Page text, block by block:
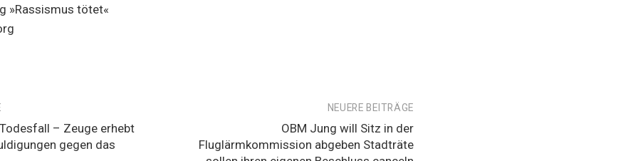
»Rassismus tötet«
– Zeuge erhebt
gegen das
NEUERE BEITRÄGE
OBM Jung will Sitz in der
Fluglärmkommission abgeben Stadträte